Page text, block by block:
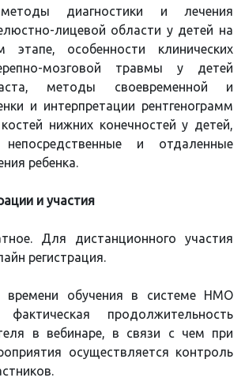
диагностики и лечения
лицевой области у детей на
этапе, особенности клинических
мозговой травмы у детей
методы своевременной и
и интерпретации рентгенограмм
нижних конечностей у детей,
и отдаленные
ребенка.
и участия
Для дистанционного участия
регистрация.
времени обучения в системе НМО
фактическая продолжительность
в вебинаре, в связи с чем при
осуществляется контроль